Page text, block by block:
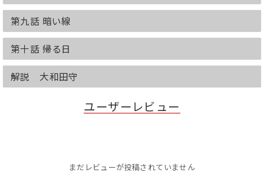
第九話 暗い線
第十話 帰る日
解説 大和田守
ユーザーレビュー
まだレビューが投稿されていません